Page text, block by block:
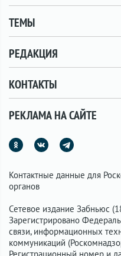
ТЕМЫ
РЕДАКЦИЯ
КОНТАКТЫ
РЕКЛАМА НА САЙТЕ
Контактные данные для
органов
Сетевое издание Забньюс
Зарегистрировано
связи, информационных
коммуникаций